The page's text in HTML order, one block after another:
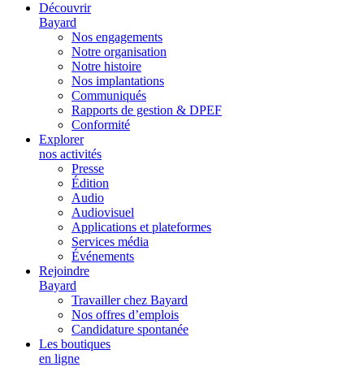
Découvrir
Bayard
Nos engagements
Notre organisation
Notre histoire
Nos implantations
Communiqués
Rapports de gestion & DPEF
Conformité
Explorer
nos activités
Presse
Édition
Audio
Audiovisuel
Applications et plateformes
Services média
Événements
Rejoindre
Bayard
Travailler chez Bayard
Nos offres d’emplois
Candidature spontanée
Les boutiques
en ligne